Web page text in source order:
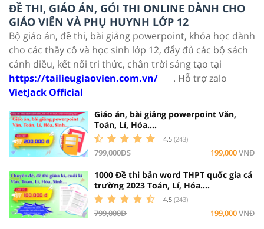
ĐỀ THI, GIÁO ÁN, GÓI THI ONLINE DÀNH CHO
GIÁO VIÊN VÀ PHỤ HUYNH LỚP 12
Bộ giáo án, đề thi, bài giảng powerpoint, khóa học dành
cho các thầy cô và học sinh lớp 12, đẩy đủ các bộ sách
cánh diều, kết nối tri thức, chân trời sáng tạo tại
https://tailieugiaovien.com.vn/
. Hỗ trợ zalo
VietJack Official
Giáo án, bài giảng powerpoint Văn,
Toán, Lí, Hóa....
4.5 (243)
799,000ĐS 199,000VNĐ
1000 Đề thi bản word THPT quốc gia cá
trường 2023 Toán, Lí, Hóa....
4.5 (243)
799,000Đ 199,000VNĐ